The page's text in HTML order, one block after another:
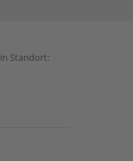
Standort: